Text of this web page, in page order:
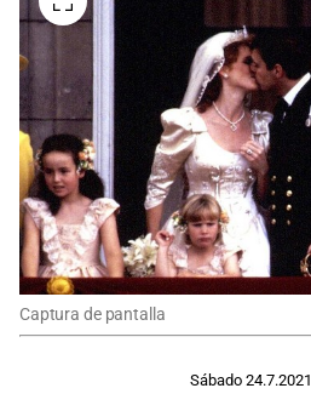
Captura de pantalla
Sábado 24.7.2021